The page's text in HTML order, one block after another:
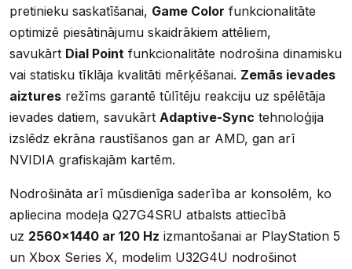
pretinieku saskatīšanai, Game Color funkcionalitāte
optimizē piesātinājumu skaidrākiem attēliem,
savukārt Dial Point funkcionalitāte nodrošina dinamisku
vai statisku tīklāja kvalitāti mērķēšanai. Zemās ievades
aiztures režīms garantē tūlītēju reakciju uz spēlētāja
ievades datiem, savukārt Adaptive-Sync tehnoloģija
izslēdz ekrāna raustīšanos gan ar AMD, gan arī
NVIDIA grafiskajām kartēm.
Nodrošināta arī mūsdienīga saderība ar konsolēm, ko
apliecina modeļa Q27G4SRU atbalsts attiecībā
uz 2560×1440 ar 120 Hz izmantošanai ar PlayStation 5
un Xbox Series X, modelim U32G4U nodrošinot